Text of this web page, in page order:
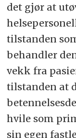
det gjør at
tilstanden
behandler
vekk fra
tilstanden at
hvile som
sin egen